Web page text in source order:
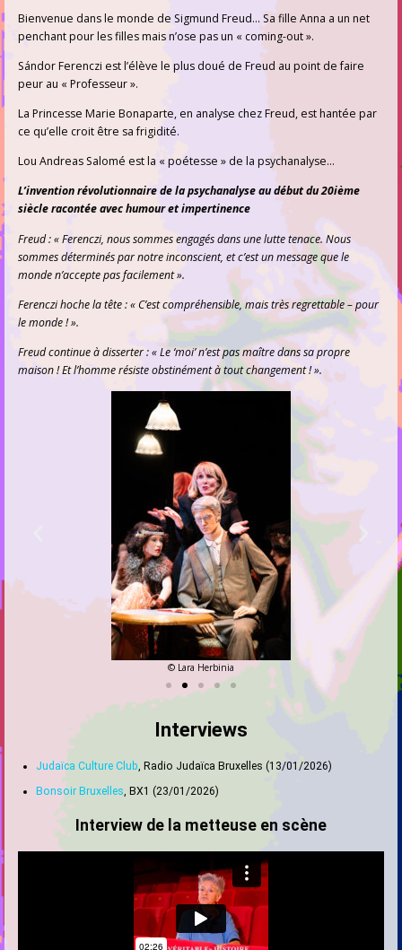
Bienvenue dans le monde de Sigmund Freud… Sa fille Anna a un net
penchant pour les filles mais n’ose pas un « coming-out ».
Sándor Ferenczi est l’élève le plus doué de Freud au point de faire
peur au « Professeur ».
La Princesse Marie Bonaparte, en analyse chez Freud, est hantée par
ce qu’elle croit être sa frigidité.
Lou Andreas Salomé est la « poétesse » de la psychanalyse…
L’invention révolutionnaire de la psychanalyse au début du 20ième
siècle racontée avec humour et impertinence
Freud : « Ferenczi, nous sommes engagés dans une lutte tenace. Nous
sommes déterminés par notre inconscient, et c’est un message que le
monde n’accepte pas facilement ».
Ferenczi hoche la tête : « C’est compréhensible, mais très regrettable – pour
le monde ! ».
Freud continue à disserter : « Le ‘moi’ n’est pas maître dans sa propre
maison ! Et l’homme résiste obstinément à tout changement ! ».
© Lara Herbinia
Interviews
Judaïca Culture Club, Radio Judaïca Bruxelles (13/01/2026)
Bonsoir Bruxelles, BX1 (23/01/2026)
Interview de la metteuse en scène